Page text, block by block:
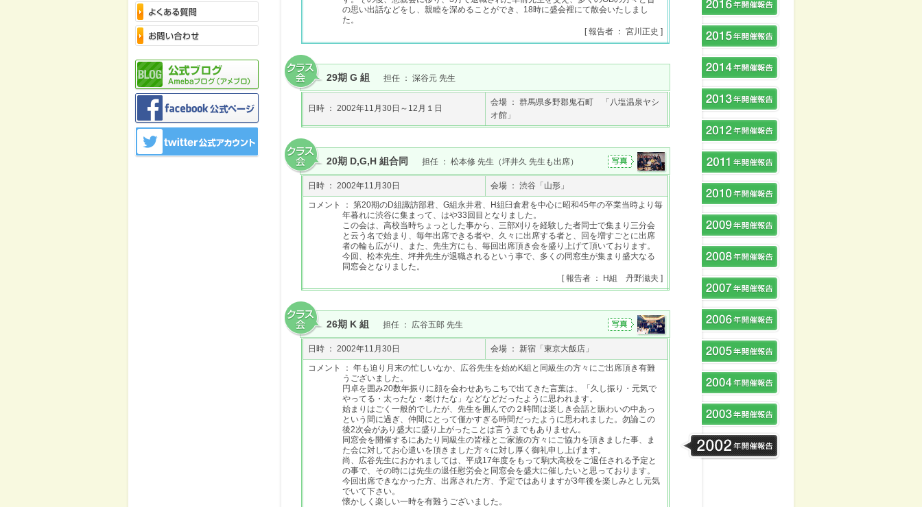
の思い出話などをし、親睦を深めることができ、18時に盛会裡にて散会いたしまし
た。
[ 報告者 ： 宮川正史 ]
29期 G 組 担任 ： 深谷元 先生
日時 ： 2002年11月30日～12月１日
会場 ： 群馬県多野郡鬼石町 「八塩温泉ヤシ
オ館」
20期 D,G,H 組合同 担任 ： 松本修 先生（坪井久 先生も出席）
日時 ： 2002年11月30日
会場 ： 渋谷「山形」
コメント ： 第20期のD組諏訪部君、G組永井君、H組臼倉君を中心に昭和45年の卒業当時より毎
年暮れに渋谷に集まって、はや33回目となりました。
この会は、高校当時ちょっとした事から、三部刈りを経験した者同士で集まり三分会
と云う名で始まり、毎年出席できる者や、久々に出席する者と、回を増すごとに出席
者の輪も広がり、また、先生方にも、毎回出席頂き会を盛り上げて頂いております。
今回、松本先生、坪井先生が退職されるという事で、多くの同窓生が集まり盛大なる
同窓会となりました。
[ 報告者 ： H組 丹野滋夫 ]
26期 K 組 担任 ： 広谷五郎 先生
日時 ： 2002年11月30日
会場 ： 新宿「東京大飯店」
コメント ： 年も迫り月末の忙しいなか、広谷先生を始めK組と同級生の方々にご出席頂き有難
うございました。
円卓を囲み20数年振りに顔を会わせあちこちで出てきた言葉は、「久し振り・元気で
やってる・太ったな・老けたな」などなどだったように思われます。
始まりはごく一般的でしたが、先生を囲んでの２時間は楽しき会話と賑わいの中あっ
という間に過ぎ、仲間にとって僅かすぎる時間だったように思われました。勿論この
後2次会があり盛大に盛り上がったことは言うまでもありません。
同窓会を開催するにあたり同級生の皆様とご家族の方々にご協力を頂きました事、ま
た会に対してお心遣いを頂きました方々に対し厚く御礼申し上げます。
尚、広谷先生におかれましては、平成17年度をもって駒大高校をご退任される予定と
の事で、その時には先生の退任慰労会と同窓会を盛大に催したいと思っております。
今回出席できなかった方、出席された方、予定ではありますが3年後を楽しみとし元気
でいて下さい。
懐かしく楽しい一時を有難うございました。